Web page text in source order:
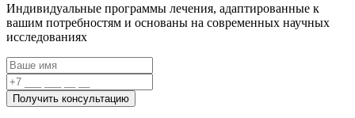
Индивидуальные программы лечения, адаптированные к
вашим потребностям и основаны на современных научных
исследованиях
Получить консультацию